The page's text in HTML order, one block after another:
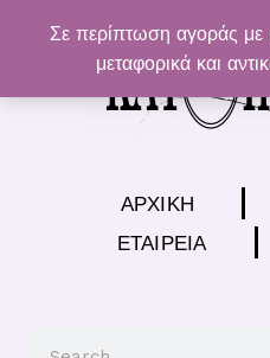
Σε περίπτωση αγοράς με
μεταφορικά και
περιεχόμενο
ΑΡΧΙΚΉ
ΕΤΑΙΡΕΊΑ